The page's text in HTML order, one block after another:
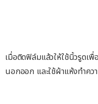
เมื่อติดฟิล์มแล้วให้ใช้นิ้วรูดเ
นอกออก และใช้ผ้าแห้งทำคว